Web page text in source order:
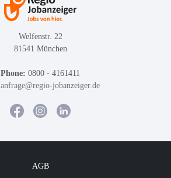
Welfenstr. 22
81541 München
Phone: 0800 - 4161411
anfrage@regio-jobanzeiger.de
AGB